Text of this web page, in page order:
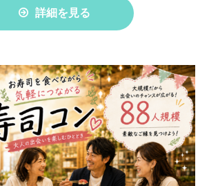
詳細を見る